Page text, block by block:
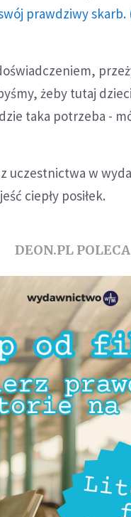
prawdziwy skarb.
żeby tutaj
taka potrzeba -
uczestnictwa w
ciepły posiłek.
DEON.PL POLECA